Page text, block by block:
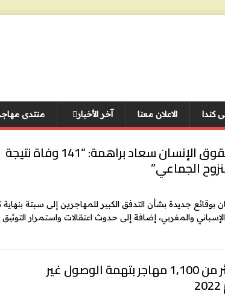
منتدى آخر الأخبار الاعلان معنا كندا
رئيسة الجمعية المغربية لحقوق الإنسان سعاد براهمة: “141 وفاة نتيجة
الجماعي”
بوقائع جديدة بشأن التدفق الكبير للمهاجرين إلى سبتة بنهاية
المملكة المتحدة: إدانة أكثر من 1,100 مهاجر بتهمة الوصول غير